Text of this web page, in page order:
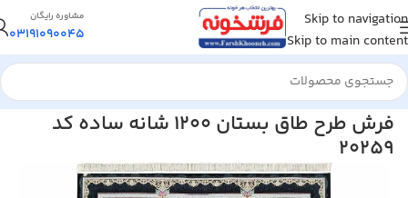
Skip to navigation
Skip to main content
مشاوره رایگان
03191090045
خانه/فرش ماشینی/فرش 1200 شانه
فرش طرح طاق بستان 1200 شانه ساده کد
20259